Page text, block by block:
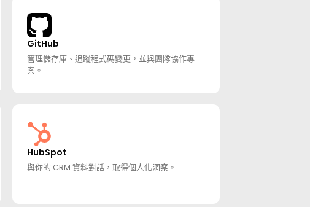
GitHub
管理儲存庫、追蹤程式碼變更，並與團隊協作專
案。
HubSpot
與你的 CRM 資料對話，取得個人化洞察。